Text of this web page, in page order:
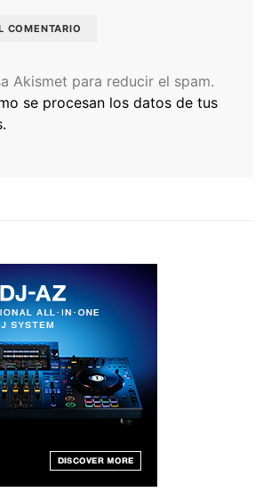
Akismet para reducir el spam.
se procesan los datos de tus